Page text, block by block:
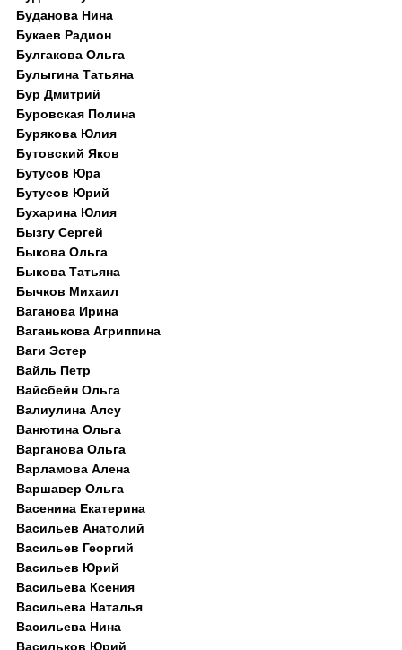
Буданова Нина
Букаев Радион
Булгакова Ольга
Булыгина Татьяна
Бур Дмитрий
Буровская Полина
Бурякова Юлия
Бутовский Яков
Бутусов Юра
Бутусов Юрий
Бухарина Юлия
Бызгу Сергей
Быкова Ольга
Быкова Татьяна
Бычков Михаил
Ваганова Ирина
Ваганькова Агриппина
Ваги Эстер
Вайль Петр
Вайсбейн Ольга
Валиулина Алсу
Ванютина Ольга
Варганова Ольга
Варламова Алена
Варшавер Ольга
Васенина Екатерина
Васильев Анатолий
Васильев Георгий
Васильев Юрий
Васильева Ксения
Васильева Наталья
Васильева Нина
Васильков Юрий